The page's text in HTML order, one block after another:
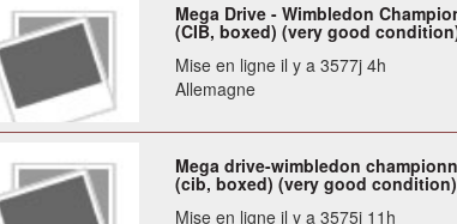
Mega Drive - Wimbledon
(CIB, boxed) (very good
Mise en ligne il y a 3577j 4h
Allemagne
Mega drive-wimbledon
(cib, boxed) (very good condition)
Mise en ligne il y a 3575j 11h